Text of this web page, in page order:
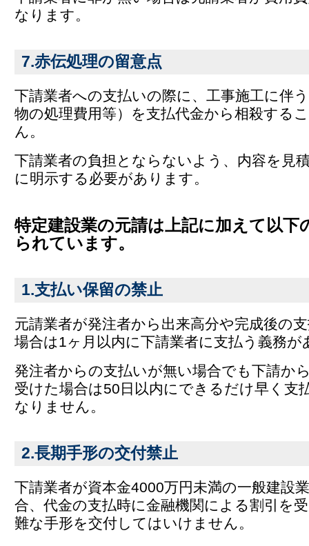
なります。
7.赤伝処理の留意点
下請業者への支払いの際に、工事施工に伴
物の処理費用等）を支払代金から相殺する
ん。
下請業者の負担とならないよう、内容を見
に明示する必要があります。
特定建設業の元請は上記に加えて以下
られています。
1.支払い保留の禁止
元請業者が発注者から出来高分や完成後の
場合は1ヶ月以内に下請業者に支払う義務が
発注者からの支払いが無い場合でも下請か
受けた場合は50日以内にできるだけ早く支
なりません。
2.長期手形の交付禁止
下請業者が資本金4000万円未満の一般建設
合、代金の支払時に金融機関による割引を
難な手形を交付してはいけません。